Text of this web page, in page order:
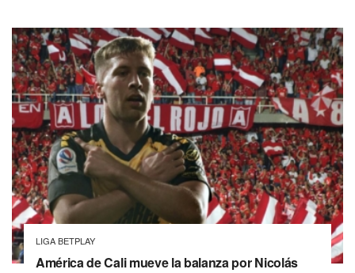
LIGA BETPLAY
América de Cali mueve la balanza por Nicolás